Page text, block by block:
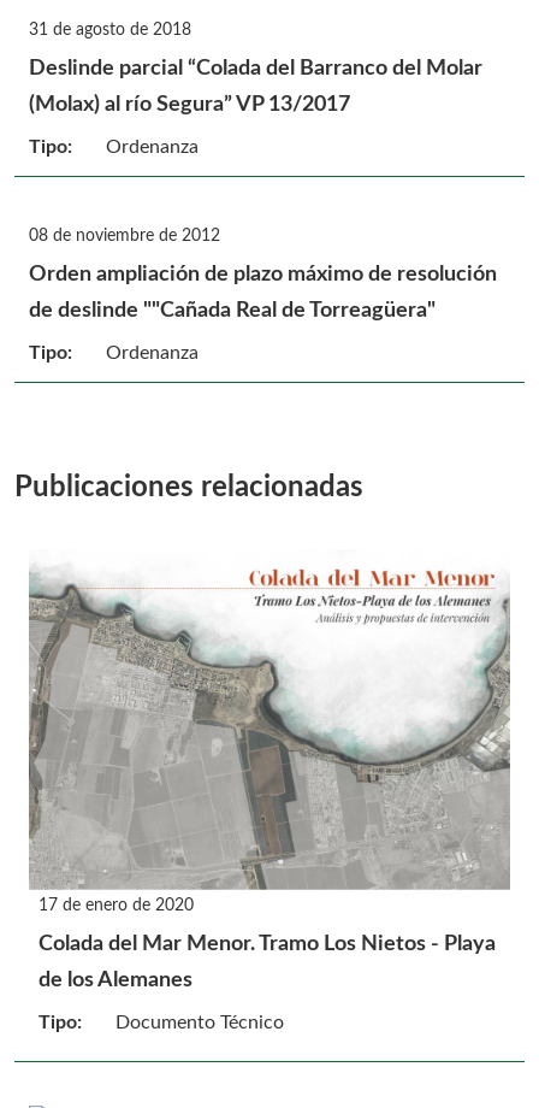
31 de agosto de 2018
Deslinde parcial “Colada del Barranco del Molar
(Molax) al río Segura” VP 13/2017
Tipo: Ordenanza
08 de noviembre de 2012
Orden ampliación de plazo máximo de resolución
de deslinde ""Cañada Real de Torreagüera"
Tipo: Ordenanza
Publicaciones relacionadas
17 de enero de 2020
Colada del Mar Menor. Tramo Los Nietos - Playa
de los Alemanes
Tipo: Documento Técnico